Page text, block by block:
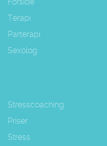
Terapi
Parterapi
Sexolog
Stresscoaching
Priser
Stress